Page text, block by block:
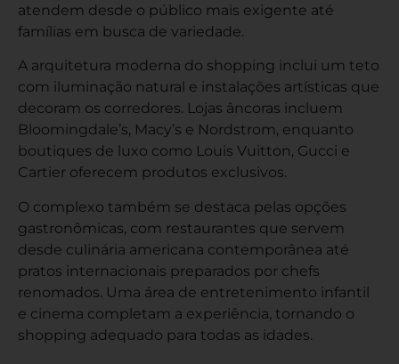
atendem desde o público mais exigente até
famílias em busca de variedade.
A arquitetura moderna do shopping inclui um teto
com iluminação natural e instalações artísticas que
decoram os corredores. Lojas âncoras incluem
Bloomingdale’s, Macy’s e Nordstrom, enquanto
boutiques de luxo como Louis Vuitton, Gucci e
Cartier oferecem produtos exclusivos.
O complexo também se destaca pelas opções
gastronômicas, com restaurantes que servem
desde culinária americana contemporânea até
pratos internacionais preparados por chefs
renomados. Uma área de entretenimento infantil
e cinema completam a experiência, tornando o
shopping adequado para todas as idades.